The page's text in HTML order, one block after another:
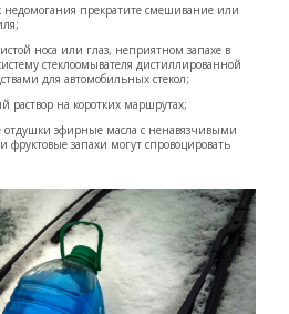
прекратите смешивание или
носа или глаз, неприятном запахе в
стеклоомывателя дистиллированной
для автомобильных стекол;
раствор на коротких маршрутах;
отдушки эфирные масла с ненавязчивыми
фруктовые запахи могут спровоцировать